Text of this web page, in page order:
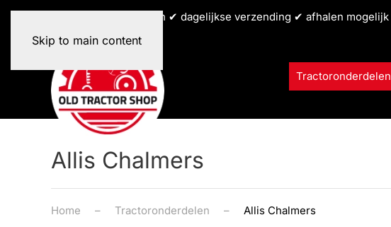
Skip to main content
✔ alle tractormerken ✔ dagelijkse verzending ✔ afhalen mogelijk
Tractoronderdelen
Allis Chalmers
Home Tractoronderdelen Allis Chalmers